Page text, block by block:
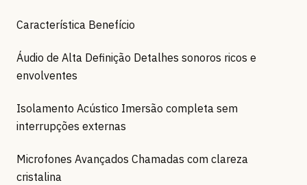
Característica Benefício
Áudio de Alta Definição Detalhes sonoros ricos e
envolventes
Isolamento Acústico Imersão completa sem
interrupções externas
Microfones Avançados Chamadas com clareza
cristalina